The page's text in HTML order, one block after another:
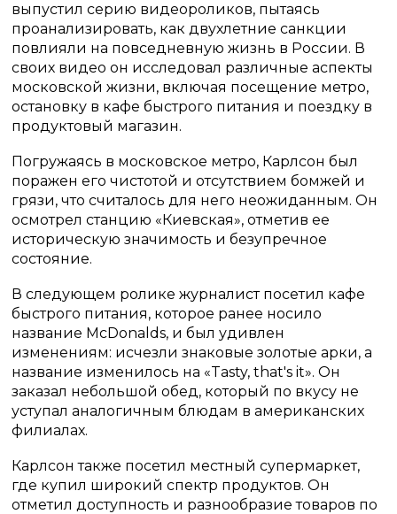
выпустил серию видеороликов, пытаясь
проанализировать, как двухлетние санкции
повлияли на повседневную жизнь в России. В
своих видео он исследовал различные аспекты
московской жизни, включая посещение метро,
остановку в кафе быстрого питания и поездку в
продуктовый магазин.
Погружаясь в московское метро, Карлсон был
поражен его чистотой и отсутствием бомжей и
грязи, что считалось для него неожиданным. Он
осмотрел станцию «Киевская», отметив ее
историческую значимость и безупречное
состояние.
В следующем ролике журналист посетил кафе
быстрого питания, которое ранее носило
название McDonalds, и был удивлен
изменениям: исчезли знаковые золотые арки, а
название изменилось на «Tasty, that's it». Он
заказал небольшой обед, который по вкусу не
уступал аналогичным блюдам в американских
филиалах.
Карлсон также посетил местный супермаркет,
где купил широкий спектр продуктов. Он
отметил доступность и разнообразие товаров по